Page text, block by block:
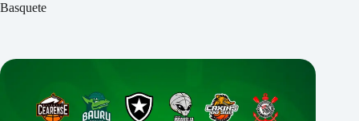
Basquete